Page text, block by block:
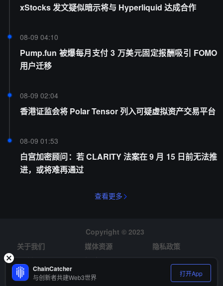
xStocks 发文疑似暗示将与 Hyperliquid 达成合作
08-09 04:10
Pump.fun 被爆每月支付 3 万美元固定报酬吸引 FOMO
用户迁移
08-09 02:04
香港证监会将 Polar Tensor 列入可疑虚拟资产交易平台
08-09 01:53
白宫加密顾问：若 CLARITY 法案在 9 月 15 日前无法推
进，或将难再通过
查看更多
Copyright © 2023
关于我们
媒体资源
隐私政策
风险提示
招聘
ChainCatcher
与创新者共建Web3世界 打开App